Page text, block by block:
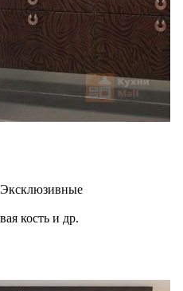
кость и др.